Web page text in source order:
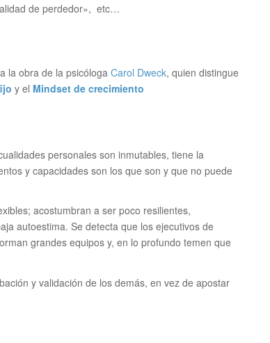
de perdedor», etc…
la obra de la psicóloga Carol Dweck, quien distingue
y el Mindset de crecimiento
personales son inmutables, tiene la
y capacidades son los que son y que no puede
acostumbran a ser poco resilientes,
autoestima. Se detecta que los ejecutivos de
grandes equipos y, en lo profundo temen que
y validación de los demás, en vez de apostar